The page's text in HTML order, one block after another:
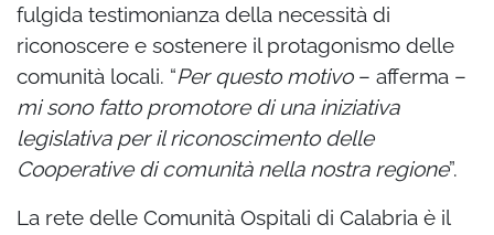
fulgida testimonianza della necessità di
riconoscere e sostenere il protagonismo delle
comunità locali. “Per questo motivo– afferma –
mi sono fatto promotore di una iniziativa
legislativa per il riconoscimento delle
Cooperative di comunità nella nostra regione”.
La rete delle Comunità Ospitali di Calabria è il